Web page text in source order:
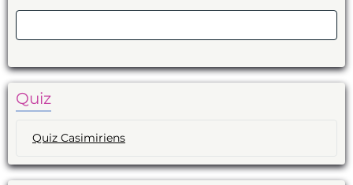
Quiz
Quiz Casimiriens